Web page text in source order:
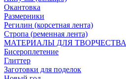
Окантовка
Размерники
Регилин (корсетная лента)
Стропа (ременная лента)
МАТЕРИАЛЫ ДЛЯ ТВОРЧЕСТВА
Бисероплетение
Глиттер
Заготовки для поделок